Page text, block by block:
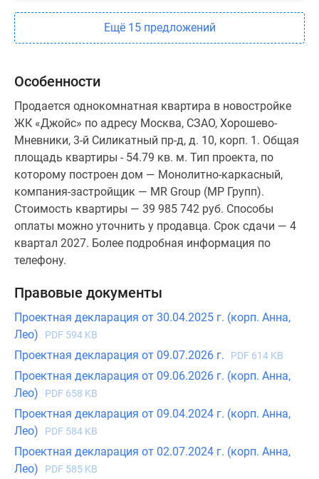
Ещё 15 предложений
Особенности
Продается однокомнатная квартира в новостройке
ЖК «Джойс» по адресу Москва, СЗАО, Хорошево-
Мневники, 3-й Силикатный пр-д, д. 10, корп. 1. Общая
площадь квартиры - 54.79 кв. м. Тип проекта, по
которому построен дом — Монолитно-каркасный,
компания-застройщик — MR Group (МР Групп).
Стоимость квартиры — 39 985 742 руб. Способы
оплаты можно уточнить у продавца. Срок сдачи — 4
квартал 2027. Более подробная информация по
телефону.
Правовые документы
Проектная декларация от 30.04.2025 г. (корп. Анна,
Лео)
PDF 594 KB
Проектная декларация от 09.07.2026 г. PDF 614 KB
Проектная декларация от 09.06.2026 г. (корп. Анна,
Лео)
PDF 658 KB
Проектная декларация от 09.04.2024 г. (корп. Анна,
Лео)
PDF 584 KB
Проектная декларация от 02.07.2024 г. (корп. Анна,
Лео)
PDF 585 KB